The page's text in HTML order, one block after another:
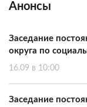
Анонсы
Заседание
округа по
16.09 в 10:00
Заседание